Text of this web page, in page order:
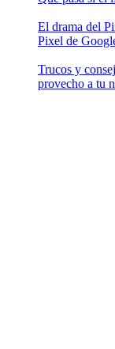
El drama del
Pixel de
Trucos y
provecho a tu